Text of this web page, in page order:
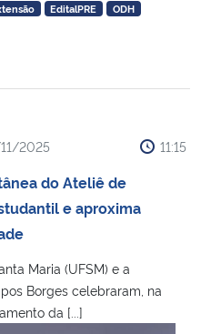
EditalPRE
ODH
2025 11:15
do Ateliê de
e aproxima
Maria (UFSM) e a
Borges celebraram, na
da [...]